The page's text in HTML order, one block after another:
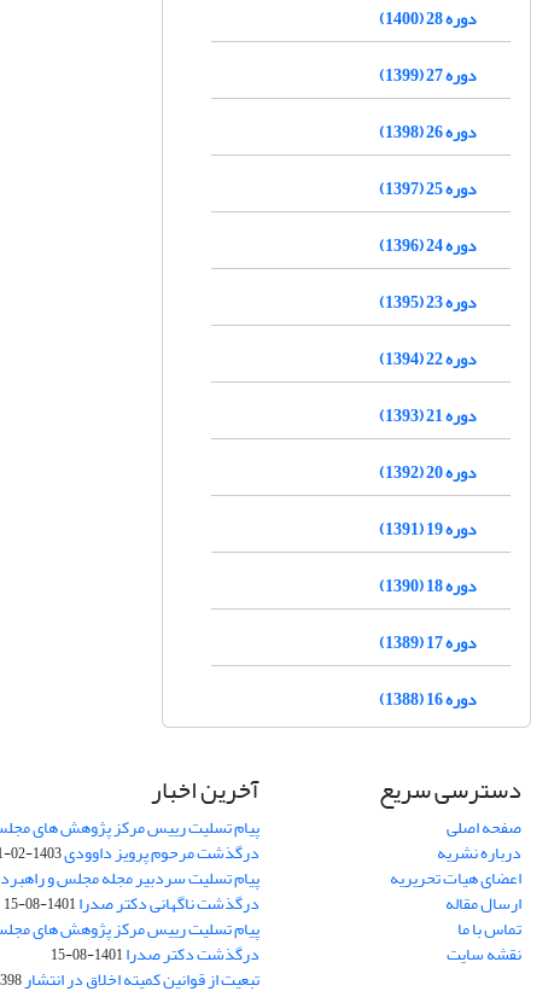
دوره 28 (1400)
دوره 27 (1399)
دوره 26 (1398)
دوره 25 (1397)
دوره 24 (1396)
دوره 23 (1395)
دوره 22 (1394)
دوره 21 (1393)
دوره 20 (1392)
دوره 19 (1391)
دوره 18 (1390)
دوره 17 (1389)
دوره 16 (1388)
دسترسی سریع
صفحه اصلی
درباره نشریه
اعضای هیات تحریریه
ارسال مقاله
تماس با ما
نقشه سایت
آخرین اخبار
پیام تسلیت رییس مرکز پژوهش های
درگذشت مرحوم پرویز داوودی1403-02-01
پیام تسلیت سردبیر مجله مجلس و
درگذشت ناگهانی دکتر صدرا1401-08-15
پیام تسلیت رییس مرکز پژوهش های
درگذشت دکتر صدرا1401-08-15
تبعیت از قوانین کمیته اخلاق در انتشار10-23